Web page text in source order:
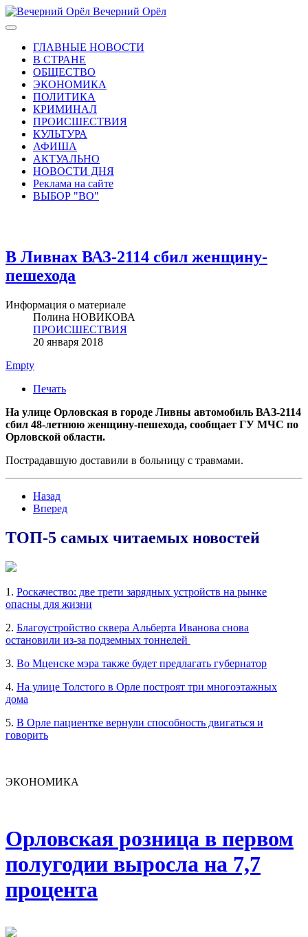
Вечерний Орёл
ГЛАВНЫЕ НОВОСТИ
В СТРАНЕ
ОБЩЕСТВО
ЭКОНОМИКА
ПОЛИТИКА
КРИМИНАЛ
ПРОИСШЕСТВИЯ
КУЛЬТУРА
АФИША
АКТУАЛЬНО
НОВОСТИ ДНЯ
Реклама на сайте
ВЫБОР "ВО"
В Ливнах ВАЗ-2114 сбил женщину-
пешехода
Информация о материале
Полина НОВИКОВА
ПРОИСШЕСТВИЯ
20 января 2018
Empty
Печать
На улице Орловская в городе Ливны автомобиль ВАЗ-2114
сбил 48-летнюю женщину-пешехода, сообщает ГУ МЧС по
Орловской области.
Пострадавшую доставили в больницу с травмами.
Назад
Вперед
ТОП-5 самых читаемых новостей
1. Роскачество: две трети зарядных устройств на рынке
опасны для жизни
2. Благоустройство сквера Альберта Иванова снова
остановили из-за подземных тоннелей
3. Во Мценске мэра также будет предлагать губернатор
4. На улице Толстого в Орле построят три многоэтажных
дома
5. В Орле пациентке вернули способность двигаться и
говорить
ЭКОНОМИКА
Орловская розница в первом
полугодии выросла на 7,7
процента